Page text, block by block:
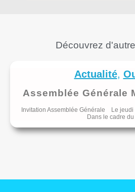
Découvrez
Actualité,
Assemblée Générale
Invitation Assemblée Générale Le jeudi
Dans le cadre du